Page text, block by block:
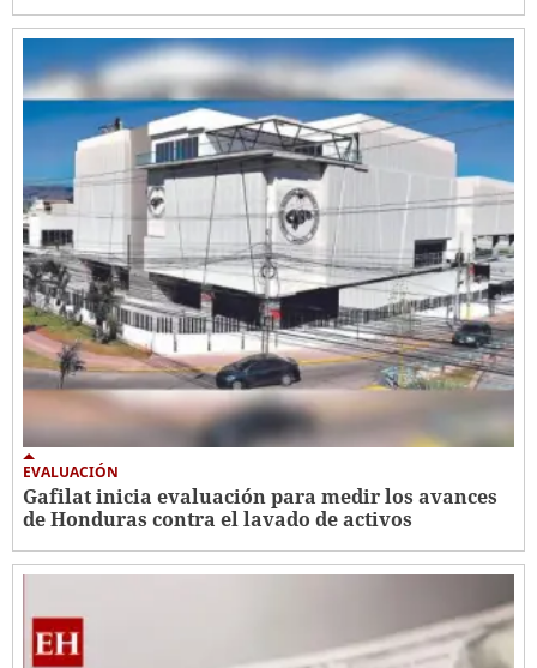
EVALUACIÓN
Gafilat inicia evaluación para medir los avances
de Honduras contra el lavado de activos